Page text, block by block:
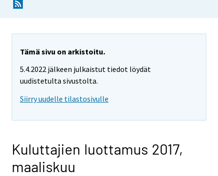
Tämä sivu on arkistoitu.
5.4.2022 jälkeen julkaistut tiedot löydät
uudistetulta sivustolta.
Siirry uudelle tilastosivulle
Kuluttajien luottamus 2017,
maaliskuu